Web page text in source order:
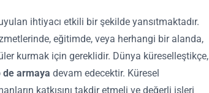
ihtiyacı etkili bir şekilde yansıtmaktadır.
eğitimde, veya herhangi bir alanda,
kurmak için gereklidir. Dünya küreselleştikçe,
armaya devam edecektir. Küresel
katkısını takdir etmeli ve değerli işleri